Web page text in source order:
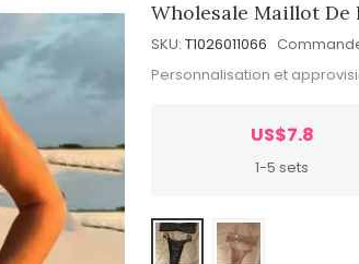
Wholesale Maillot De
SKU: T1026011066
Personnalisation et
US$7.8
1-5 sets